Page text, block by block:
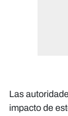
Las
impacto de